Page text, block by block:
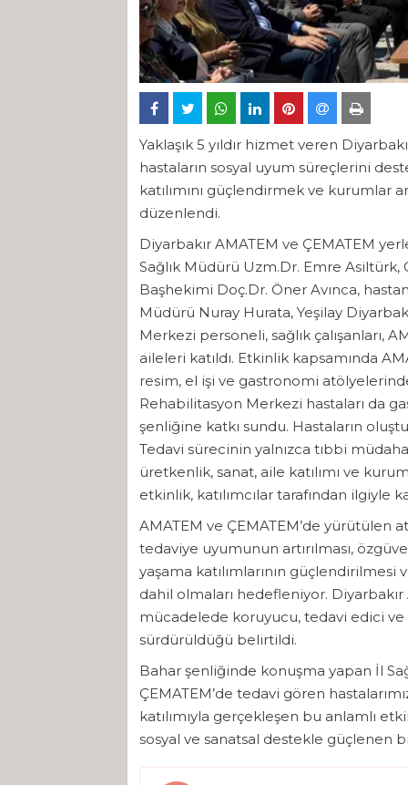
Yaklaşık 5 yıldır hizmet veren
hastaların sosyal uyum süreçlerini
katılımını güçlendirmek ve kurumlar
düzenlendi.
Diyarbakır AMATEM ve ÇEMATEM
Sağlık Müdürü Uzm.Dr. Emre Asiltürk,
Başhekimi Doç.Dr. Öner Avınca,
Müdürü Nuray Hurata, Yeşilay
Merkezi personeli, sağlık çalışanları,
aileleri katıldı. Etkinlik kapsamında
resim, el işi ve gastronomi
Rehabilitasyon Merkezi hastaları da
şenliğine katkı sundu. Hastaların
Tedavi sürecinin yalnızca tıbbi
üretkenlik, sanat, aile katılımı ve
etkinlik, katılımcılar tarafından ilgiyle
AMATEM ve ÇEMATEM’de yürütülen
tedaviye uyumunun artırılması,
yaşama katılımlarının
dahil olmaları hedefleniyor. Diyarbakır
mücadelede koruyucu, tedavi edici
sürdürüldüğü belirtildi.
Bahar şenliğinde konuşma yapan İl
ÇEMATEM’de tedavi gören
katılımıyla gerçekleşen bu anlamlı
sosyal ve sanatsal destekle güçlenen